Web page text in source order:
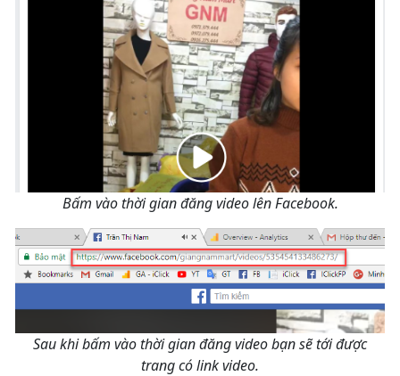
Bấm vào thời gian đăng video lên Facebook.
Sau khi bấm vào thời gian đăng video bạn sẽ tới được
trang có link video.